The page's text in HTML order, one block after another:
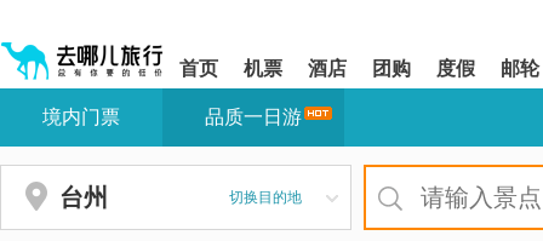
shift+enter
网
导
您
站
区,
首页 机票 酒店 团购 度假 邮轮
您
站
区
境内门票 品质一日游
台州 切换目的地